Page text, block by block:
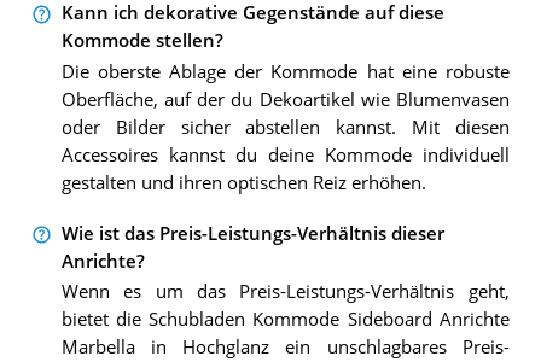
Kann ich dekorative Gegenstände auf diese
Kommode stellen?
Die oberste Ablage der Kommode hat eine robuste
Oberfläche, auf der du Dekoartikel wie Blumenvasen
oder Bilder sicher abstellen kannst. Mit diesen
Accessoires kannst du deine Kommode individuell
gestalten und ihren optischen Reiz erhöhen.
Wie ist das Preis-Leistungs-Verhältnis dieser
Anrichte?
Wenn es um das Preis-Leistungs-Verhältnis geht,
bietet die Schubladen Kommode Sideboard Anrichte
Marbella in Hochglanz ein unschlagbares Preis-